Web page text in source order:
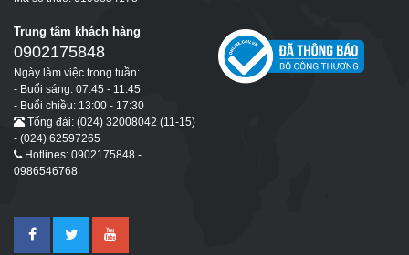
Trung tâm khách hàng
0902175848
Ngày làm việc trong tuần:
- Buổi sáng: 07:45 - 11:45
- Buổi chiều: 13:00 - 17:30
Tổng đài: (024) 32008042 (11-15)
- (024) 62597265
Hotlines: 0902175848 -
0986546768